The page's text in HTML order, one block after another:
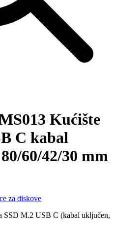
Kućište
C kabal
60/42/30 mm
za diskove
SSD M.2 USB C (kabal uključen,